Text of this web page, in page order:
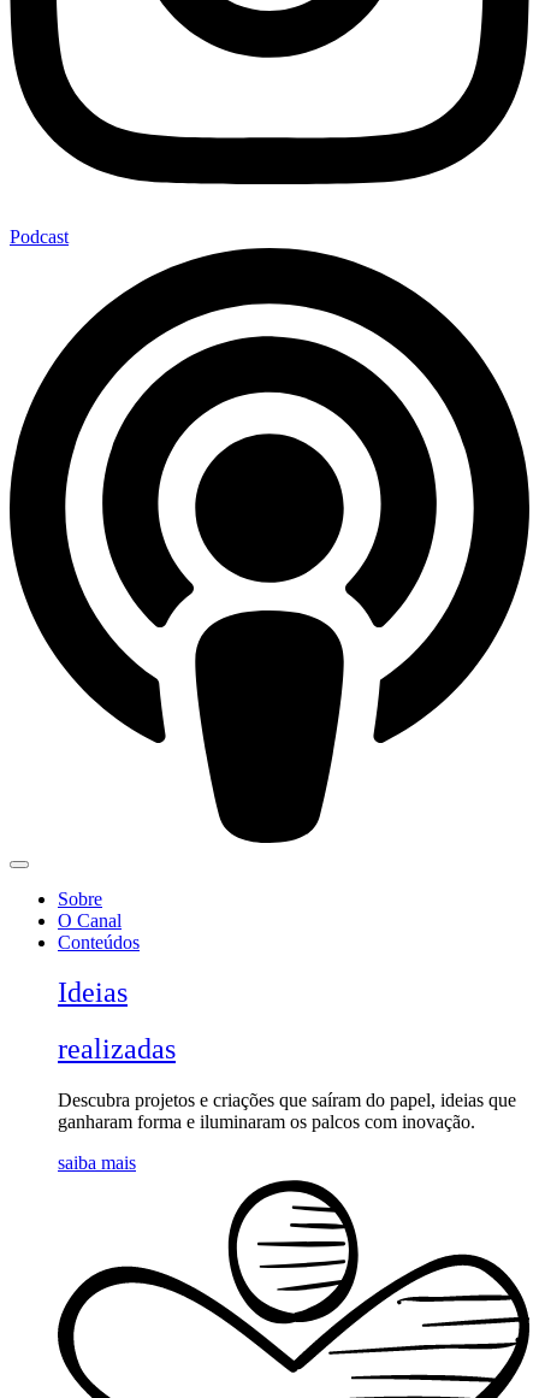
Podcast
Sobre
O Canal
Conteúdos
Ideias
realizadas
Descubra projetos e criações que saíram do papel, ideias que
ganharam forma e iluminaram os palcos com inovação.
saiba mais